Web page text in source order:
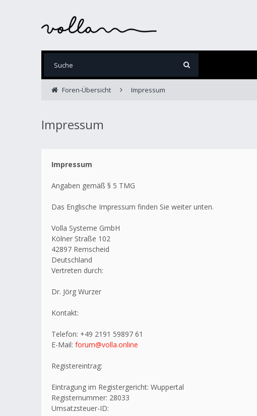
Foren-Übersicht Impressum
Impressum
Impressum
Angaben gemäß § 5 TMG
Das Englische Impressum finden Sie weiter unten.
Volla Systeme GmbH
Kölner Straße 102
42897 Remscheid
Deutschland
Vertreten durch:
Dr. Jörg Wurzer
Kontakt:
Telefon: +49 2191 59897 61
E-Mail: forum@volla.online
Registereintrag:
Eintragung im Registergericht: Wuppertal
Registernummer: 28033
Umsatzsteuer-ID: